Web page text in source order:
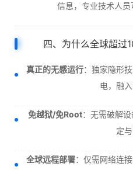
信息，专业技术人员
四、为什么全球超过
真正的无感运行：独家隐形
电，融入
免越狱/免Root：无需破解
定与
全球远程部署：仅需网络连